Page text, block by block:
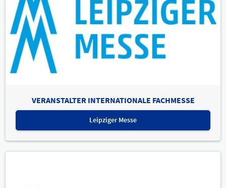
VERANSTALTER INTERNATIONALE FACHMESSE
Leipziger Messe